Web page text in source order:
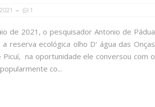
1
de 2021, o pesquisador Antonio de Pádua
reserva ecológica olho D' água das Onças
Picuí, na oportunidade ele conversou com o
co...